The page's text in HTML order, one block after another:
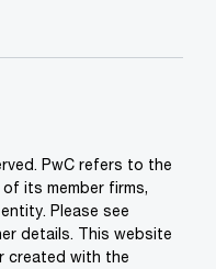
PwC refers to the
its member firms,
Please see
details. This website
created with the